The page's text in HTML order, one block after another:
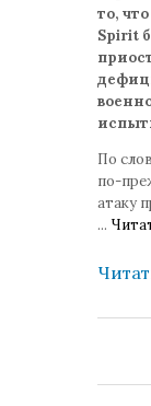
то,
Spirit
По
по-
атаку
...